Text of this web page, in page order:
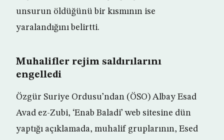
unsurun öldüğünü bir kısmının ise
yaralandığını belirtti.
Muhalifler rejim saldırılarını
engelledi
Özgür Suriye Ordusu’ndan (ÖSO) Albay Esad
Avad ez-Zubi, ‘Enab Baladi’ web sitesine dün
yaptığı açıklamada, muhalif gruplarının, Esed